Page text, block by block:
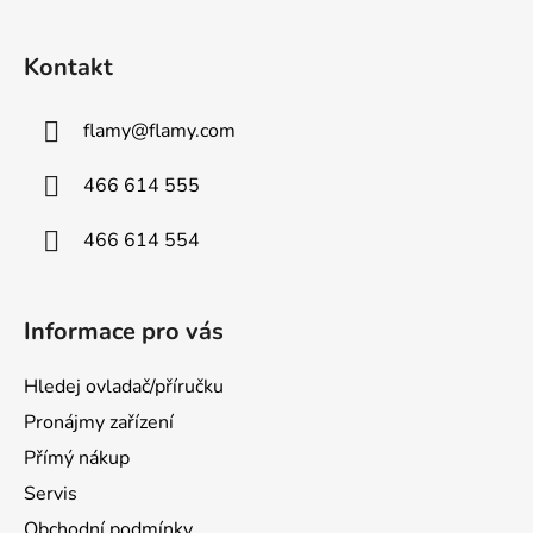
Kontakt
flamy@flamy.com
466 614 555
466 614 554
Informace pro vás
Hledej ovladač/příručku
Pronájmy zařízení
Přímý nákup
Servis